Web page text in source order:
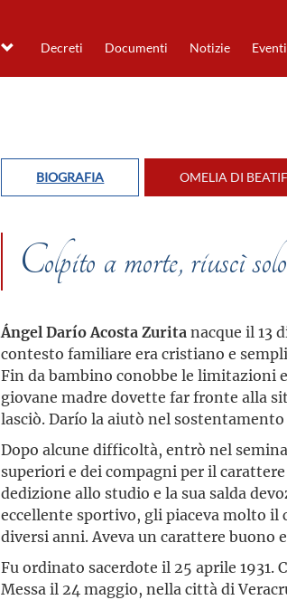
Decreti Documenti Notizie Eventi
BIOGRAFIA OMELIA DI
Colpito a morte, riuscì
Ángel Darío Acosta Zurita nacque il 13
contesto familiare era cristiano e
Fin da bambino conobbe le limitazioni
giovane madre dovette far fronte alla
lasciò. Darío la aiutò nel
Dopo alcune difficoltà, entrò nel
superiori e dei compagni per il
dedizione allo studio e la sua salda
eccellente sportivo, gli piaceva molto il
diversi anni. Aveva un carattere buono
Fu ordinato sacerdote il 25 aprile 1931.
Messa il 24 maggio, nella città di